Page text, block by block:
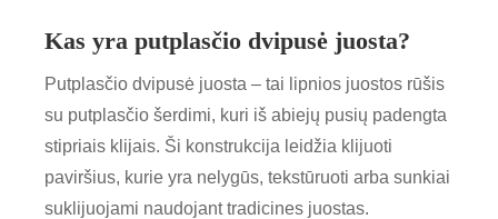
Kas yra putplasčio dvipusė juosta?
Putplasčio dvipusė juosta – tai lipnios juostos rūšis
su putplasčio šerdimi, kuri iš abiejų pusių padengta
stipriais klijais. Ši konstrukcija leidžia klijuoti
paviršius, kurie yra nelygūs, tekstūruoti arba sunkiai
suklijuojami naudojant tradicines juostas.